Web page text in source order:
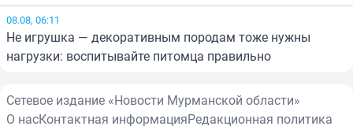
08.08, 06:11
Не игрушка — декоративным породам тоже нужны
нагрузки: воспитывайте питомца правильно
Сетевое издание «Новости Мурманской области»
О насКонтактная информацияРедакционная политика